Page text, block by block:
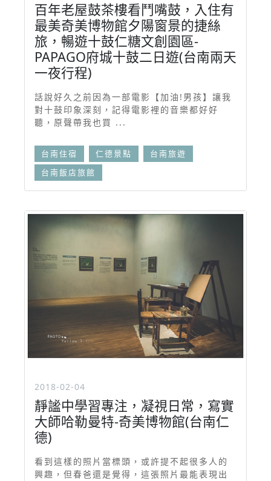
百年老屋鼓茶樓看鬥嘴鼓，入住有
最美奇美博物館夕陽窗景的捷絲
旅，暢遊十鼓仁糖文創園區-
PAPAGO府城十鼓二日遊(台南兩天
一夜行程)
話說好久之前因為一部電影【加油!男孩】讓我
對十鼓印象深刻，記得電影裡的音樂都好好
聽，原聲帶我也買 ...
台南住宿 仁德景點
台南旅遊
台南飯店旅館
2018-02-04
靜謐中學習專注，凝視日常，寫實
大師哈勒曼特-奇美博物館(台南仁
德)
看到這樣的照片當標頭，或許提不起很多人的
興趣，但春爸還是覺得，這張照片最能表現出